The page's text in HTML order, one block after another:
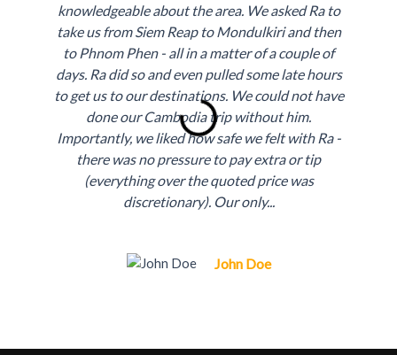
knowledgeable about the area. We asked Ra to
take us from Siem Reap to Mondulkiri and then
to Phnom Phen - all in a matter of a couple of
days. Ra did so and even pulled some late hours
to get us to our destinations. We could not have
done our Cambodia trip without him.
Importantly, we liked how safe we felt with Ra -
there was no pressure to pay extra or tip
(everything over the quoted price was
discretionary). Our only...
John Doe